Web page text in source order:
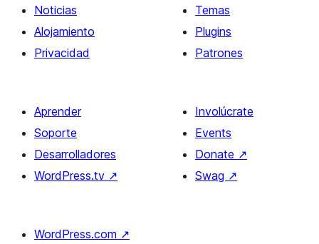
Noticias
Alojamiento
Privacidad
Temas
Plugins
Patrones
Aprender
Soporte
Desarrolladores
WordPress.tv ↗
Involúcrate
Events
Donate ↗
Swag ↗
WordPress.com ↗